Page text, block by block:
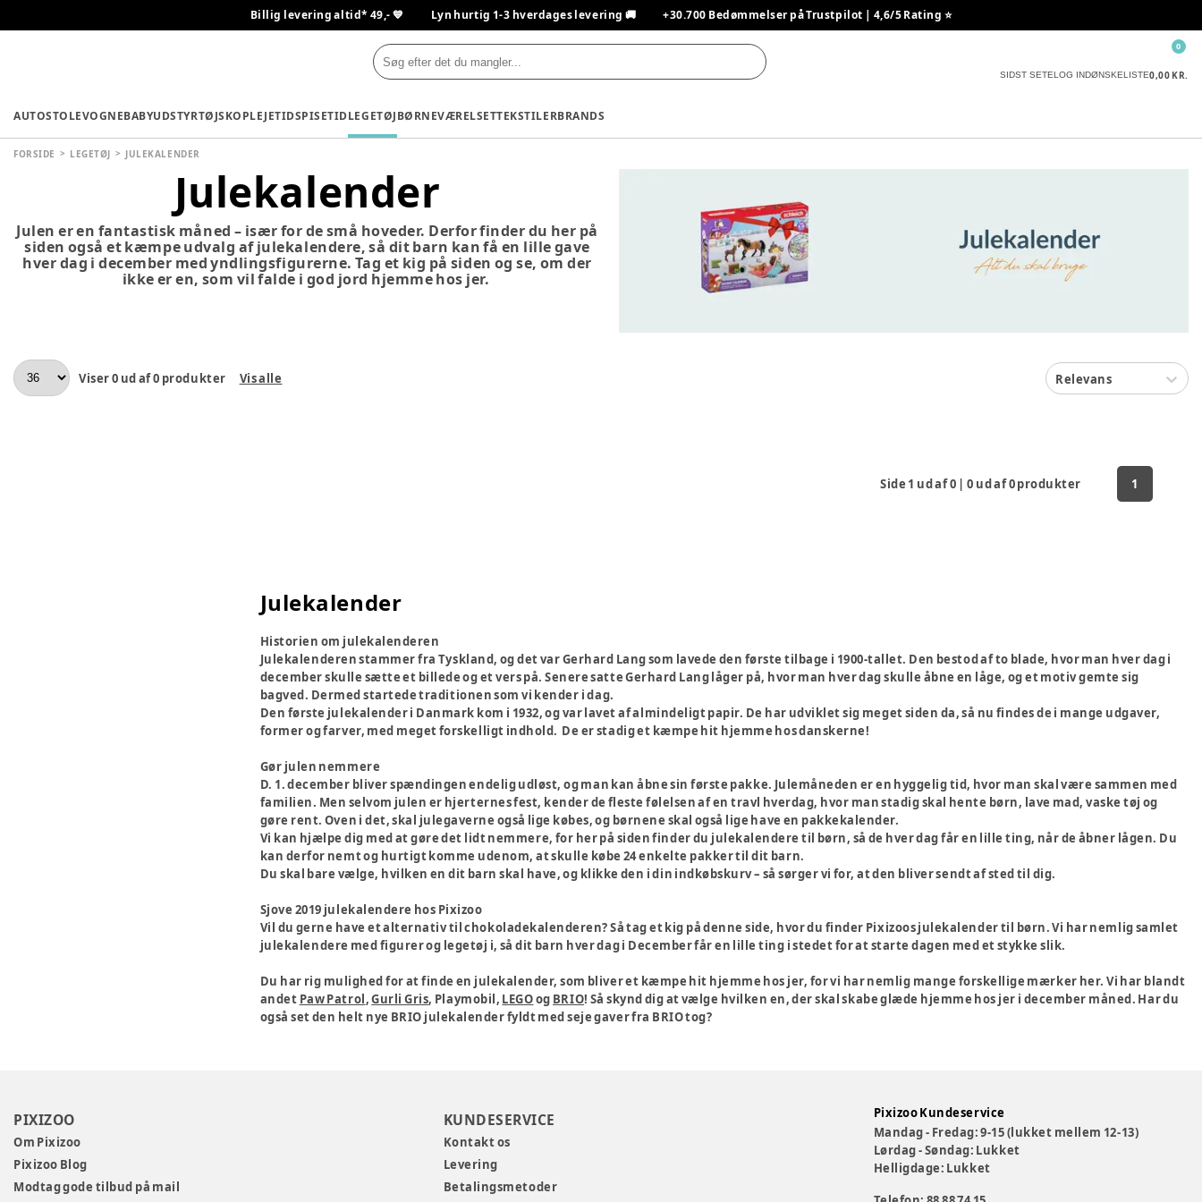
Billig levering altid* 49,- 💙 Lyn hurtig 1-3 hverdages levering 🚚 +30.700 Bedømmelser på Trustpilot | 4,6/5 Rating ⭐️
SIDST SETELOG INDØNSKELISTE0,00 KR.
0
AUTOSTOLEVOGNEBABYUDSTYRTØJSKOPLEJETIDSPISETIDLEGETØJBØRNEVÆRELSETTEKSTILERBRANDS
FORSIDE LEGETØJ JULEKALENDER
Julekalender
Julen er en fantastisk måned – især for de små hoveder. Derfor finder du her på
siden også et kæmpe udvalg af julekalendere, så dit barn kan få en lille gave
hver dag i december med yndlingsfigurerne. Tag et kig på siden og se, om der
ikke er en, som vil falde i god jord hjemme hos jer.
Viser0 ud af0 produkter Vis alle Relevans
Side 1 ud af0 |0 ud af0produkter 1
Julekalender
Historien om julekalenderen
Julekalenderen stammer fra Tyskland, og det var Gerhard Lang som lavede den første tilbage i 1900-tallet. Den bestod af to blade, hvor man hver dag i
december skulle sætte et billede og et vers på. Senere satte Gerhard Lang låger på, hvor man hver dag skulle åbne en låge, og et motiv gemte sig
bagved. Dermed startede traditionen som vi kender i dag.
Den første julekalender i Danmark kom i 1932, og var lavet af almindeligt papir. De har udviklet sig meget siden da, så nu findes de i mange udgaver,
former og farver, med meget forskelligt indhold. De er stadig et kæmpe hit hjemme hos danskerne!
Gør julen nemmere
D. 1. december bliver spændingen endelig udløst, og man kan åbne sin første pakke. Julemåneden er en hyggelig tid, hvor man skal være sammen med
familien. Men selvom julen er hjerternes fest, kender de fleste følelsen af en travl hverdag, hvor man stadig skal hente børn, lave mad, vaske tøj og
gøre rent. Oven i det, skal julegaverne også lige købes, og børnene skal også lige have en pakkekalender.
Vi kan hjælpe dig med at gøre det lidt nemmere, for her på siden finder du julekalendere til børn, så de hver dag får en lille ting, når de åbner lågen. Du
kan derfor nemt og hurtigt komme udenom, at skulle købe 24 enkelte pakker til dit barn.
Du skal bare vælge, hvilken en dit barn skal have, og klikke den i din indkøbskurv – så sørger vi for, at den bliver sendt af sted til dig.
Sjove 2019 julekalendere hos Pixizoo
Vil du gerne have et alternativ til chokoladekalenderen? Så tag et kig på denne side, hvor du finder Pixizoos julekalender til børn. Vi har nemlig samlet
julekalendere med figurer og legetøj i, så dit barn hver dag i December får en lille ting i stedet for at starte dagen med et stykke slik.
Du har rig mulighed for at finde en julekalender, som bliver et kæmpe hit hjemme hos jer, for vi har nemlig mange forskellige mærker her. Vi har blandt
andet Paw Patrol,Gurli Gris, Playmobil, LEGOog BRIO! Så skynd dig at vælge hvilken en, der skal skabe glæde hjemme hos jer i december måned. Har du
også set den helt nye BRIO julekalender fyldt med seje gaver fra BRIO tog?
PIXIZOO
Om Pixizoo
Pixizoo Blog
Modtag gode tilbud på mail
KUNDESERVICE
Kontakt os
Levering
Betalingsmetoder
Pixizoo Kundeservice
Mandag - Fredag: 9-15 (lukket mellem 12-13)
Lørdag - Søndag: Lukket
Helligdage: Lukket